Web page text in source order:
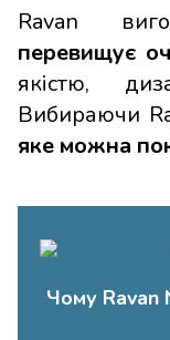
Ravan
перевищує
якістю,
Вибираючи
яке можна
Чому Ravan